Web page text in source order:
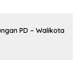
PD – Walikota